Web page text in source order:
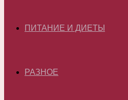
ПИТАНИЕ И ДИЕТЫ
РАЗНОЕ